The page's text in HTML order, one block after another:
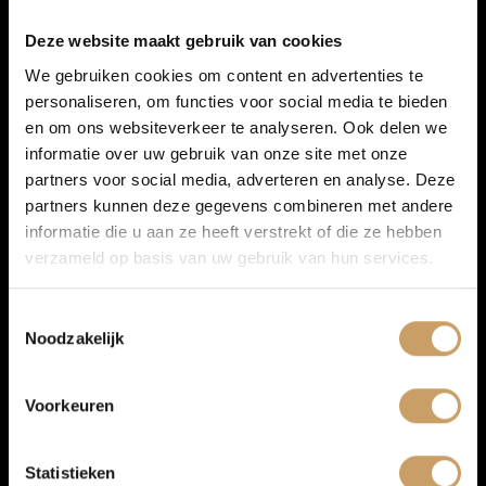
Deze website maakt gebruik van cookies
We gebruiken cookies om content en advertenties te
personaliseren, om functies voor social media te bieden
en om ons websiteverkeer te analyseren. Ook delen we
informatie over uw gebruik van onze site met onze
partners voor social media, adverteren en analyse. Deze
partners kunnen deze gegevens combineren met andere
informatie die u aan ze heeft verstrekt of die ze hebben
verzameld op basis van uw gebruik van hun services.
Noodzakelijk
Voorkeuren
Statistieken
weten dat je een betrouwbare auto koopt, zonder gedoe
achteraf? Bij Autobedrijf de Baaij vind je een wisselend
aanbod occasions: van compacte stadsauto’s tot ruime
gezinswagens en moderne hybride of elektrische modellen.
Je kunt rustig vergelijken, een proefrit maken en rekenen op
duidelijke afspraken.
Onze afleverpakketten
Basis pakketis altijd inbegrepen en bevat onder andere
minimaal 6 maanden APK, minimaal een kwart tank
brandstof, professionele reiniging, een BOVAG 40-punten
check en 6 maanden de Baaij garantie.
(meest gekozen) kost € 995 en biedt extra’s
zoals een nieuwe APK, onderhoudsbeurt voor levering,
minimaal een halve tank brandstof, banden rondom
Financiering
Autoverzekeringen
Verkoop
Auto onderhoud
Over Autobedrijf De Baaij